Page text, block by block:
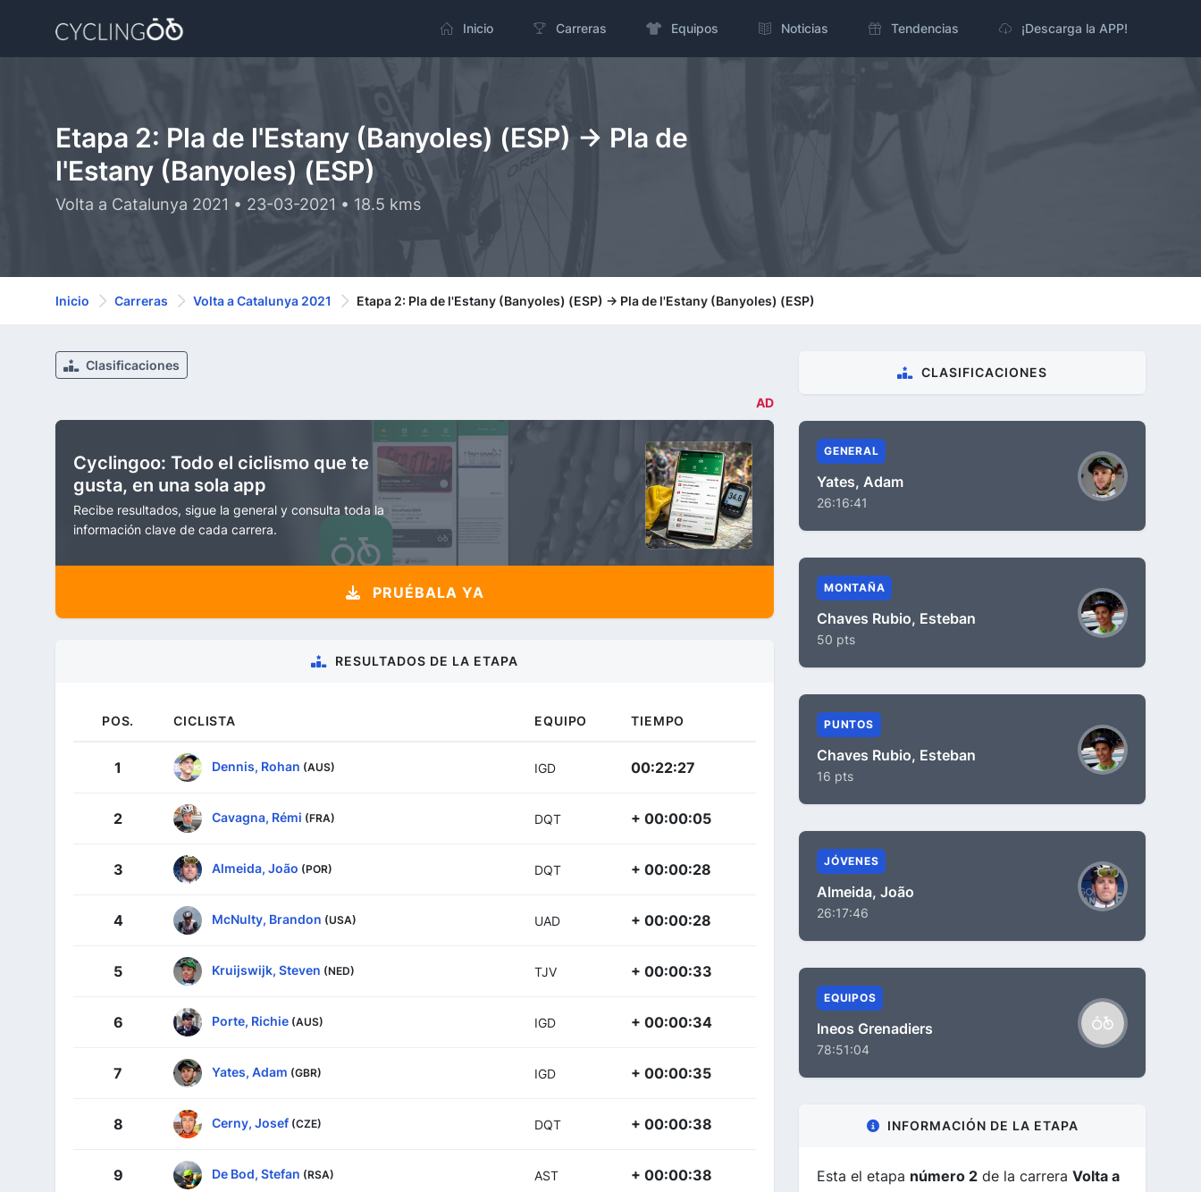
Inicio Carreras Equipos Noticias Tendencias ¡Descarga la APP!
Etapa 2: Pla de l'Estany (Banyoles) (ESP) -> Pla de
l'Estany (Banyoles) (ESP)
Volta a Catalunya 2021 • 23-03-2021 • 18.5 kms
Inicio Carreras Volta a Catalunya 2021 Etapa 2: Pla de l'Estany (Banyoles) (ESP) -> Pla de l'Estany (Banyoles) (ESP)
Clasificaciones
AD
Cyclingoo: Todo el ciclismo que te
gusta, en una sola app
Recibe resultados, sigue la general y consulta toda la
información clave de cada carrera.
PRUÉBALA YA
RESULTADOS DE LA ETAPA
POS. CICLISTA EQUIPO TIEMPO
1 Dennis, Rohan (AUS) IGD 00:22:27
2 Cavagna, Rémi (FRA) DQT + 00:00:05
3 Almeida, João (POR) DQT + 00:00:28
4 McNulty, Brandon (USA) UAD + 00:00:28
5 Kruijswijk, Steven (NED) TJV + 00:00:33
6 Porte, Richie (AUS) IGD + 00:00:34
7 Yates, Adam (GBR) IGD + 00:00:35
8 Cerny, Josef (CZE) DQT + 00:00:38
9 De Bod, Stefan (RSA) AST + 00:00:38
CLASIFICACIONES
GENERAL
Yates, Adam
26:16:41
MONTAÑA
Chaves Rubio, Esteban
50 pts
PUNTOS
Chaves Rubio, Esteban
16 pts
JÓVENES
Almeida, João
26:17:46
EQUIPOS
Ineos Grenadiers
78:51:04
INFORMACIÓN DE LA ETAPA
Esta el etapa número 2 de la carrera Volta a